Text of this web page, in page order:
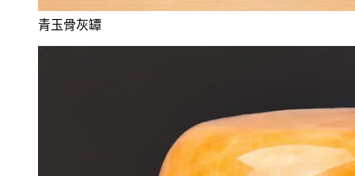
青玉骨灰罈